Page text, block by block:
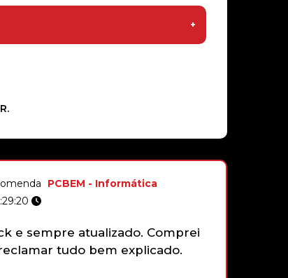
PCBEM - Informática
e sempre atualizado. Comprei
tudo bem explicado.